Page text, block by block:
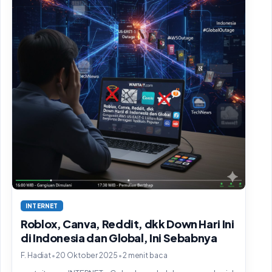
INTERNET
Roblox, Canva, Reddit, dkk Down Hari Ini
di Indonesia dan Global, Ini Sebabnya
F. Hadiat•20 Oktober 2025 •2 menit baca